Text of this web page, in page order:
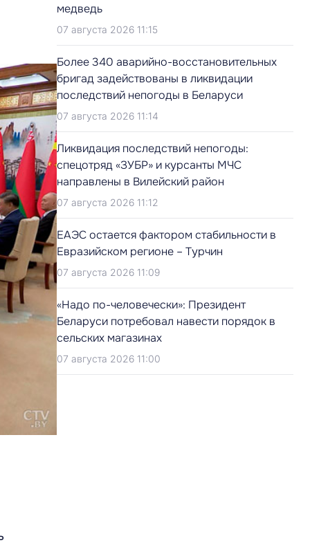
медведь
07 августа 2026 11:15
Более 340 аварийно-восстановительных
бригад задействованы в ликвидации
последствий непогоды в Беларуси
07 августа 2026 11:14
Ликвидация последствий непогоды:
спецотряд «ЗУБР» и курсанты МЧС
направлены в Вилейский район
07 августа 2026 11:12
ЕАЭС остается фактором стабильности в
Евразийском регионе – Турчин
07 августа 2026 11:09
«Надо по-человечески»: Президент
Беларуси потребовал навести порядок в
сельских магазинах
07 августа 2026 11:00